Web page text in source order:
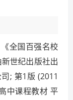
全国百强名校
世纪出版社出
; 第1版 (2011
中课程教材 平